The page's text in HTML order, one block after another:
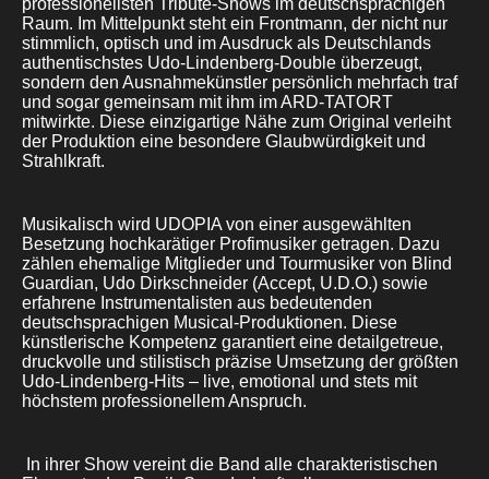
Raum. Im Mittelpunkt steht ein Frontmann, der nicht nur
stimmlich, optisch und im Ausdruck als Deutschlands
authentischstes Udo-Lindenberg-Double überzeugt,
sondern den Ausnahmekünstler persönlich mehrfach traf
und sogar gemeinsam mit ihm im ARD-TATORT
mitwirkte. Diese einzigartige Nähe zum Original verleiht
der Produktion eine besondere Glaubwürdigkeit und
Strahlkraft.
Musikalisch wird UDOPIA von einer ausgewählten
Besetzung hochkarätiger Profimusiker getragen. Dazu
zählen ehemalige Mitglieder und Tourmusiker von Blind
Guardian, Udo Dirkschneider (Accept, U.D.O.) sowie
erfahrene Instrumentalisten aus bedeutenden
deutschsprachigen Musical-Produktionen. Diese
künstlerische Kompetenz garantiert eine detailgetreue,
druckvolle und stilistisch präzise Umsetzung der größten
Udo-Lindenberg-Hits – live, emotional und stets mit
höchstem professionellem Anspruch.
In ihrer Show vereint die Band alle charakteristischen